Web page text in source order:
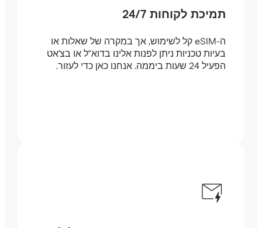
תמיכת לקוחות 24/7
ה-eSIM קל לשימוש, אך במקרה של שאלות או
בעיות טכניות ניתן לפנות אלינו בדוא"ל או בצ'אט
הפעיל 24 שעות ביממה. אנחנו כאן כדי לעזור.